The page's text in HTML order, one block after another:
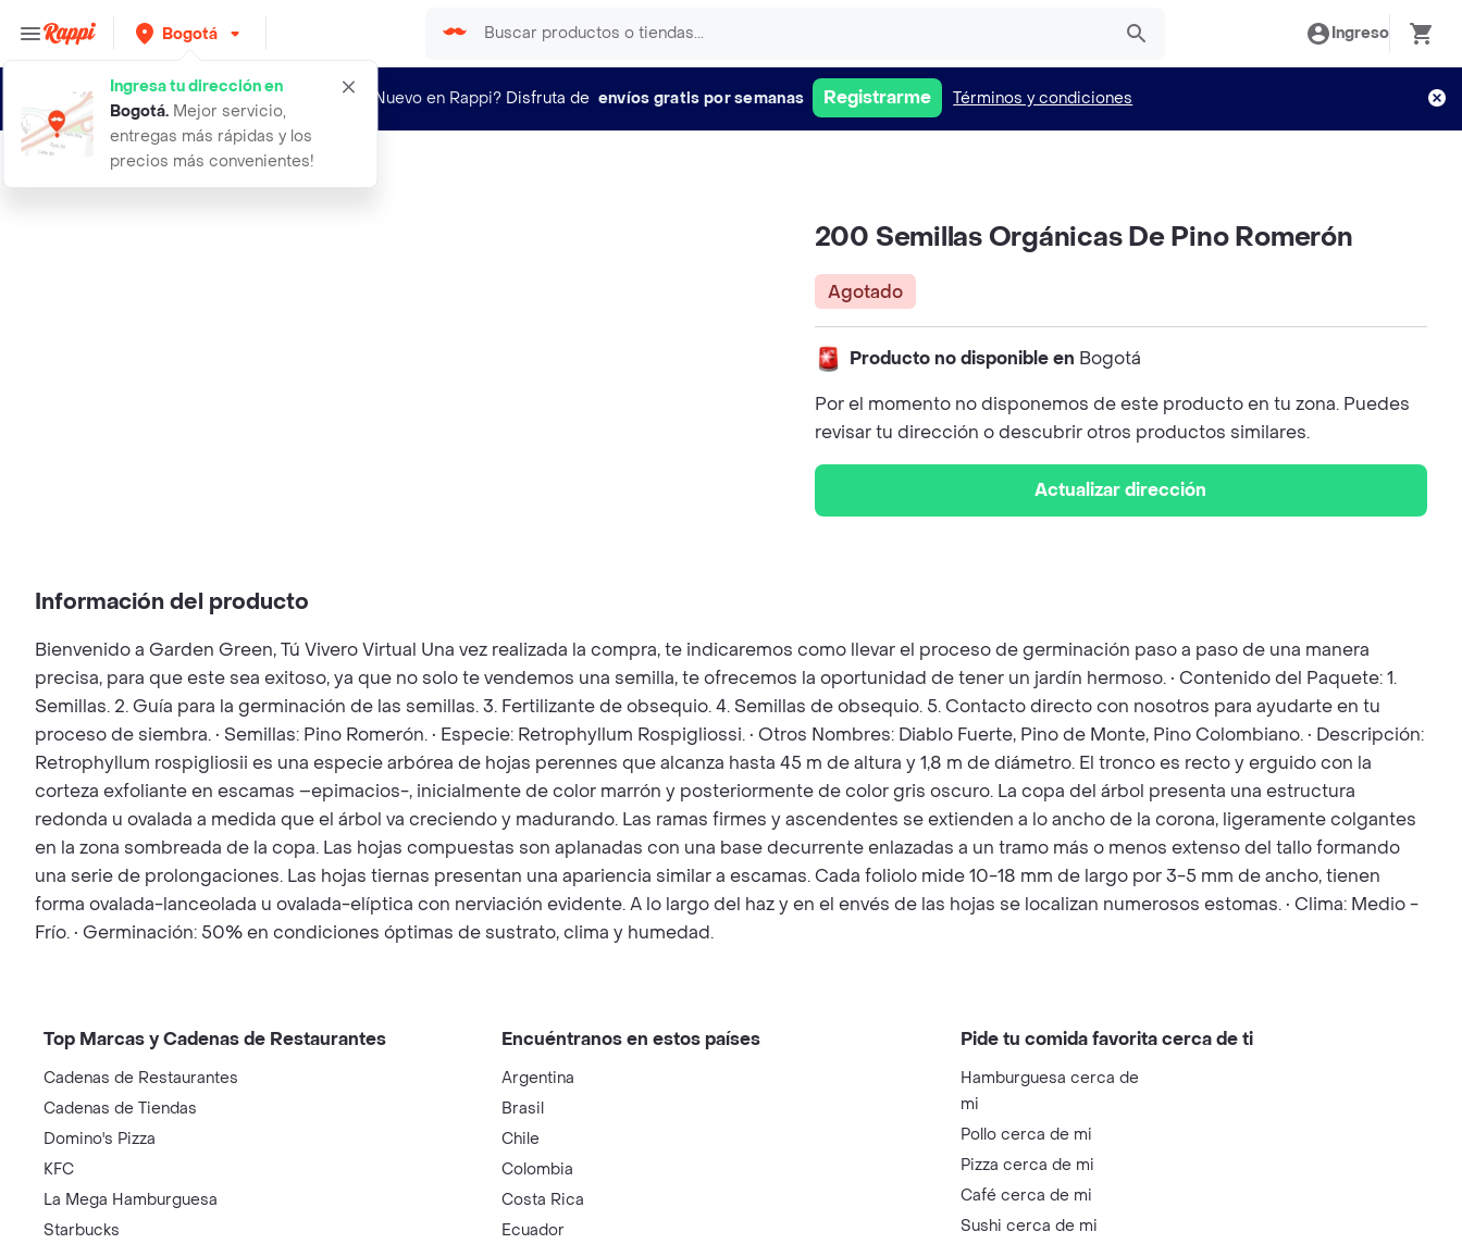
Bogotá
Ingresa tu dirección en
Bogotá. Mejor servicio,
entregas más rápidas y los
precios más convenientes!
Ingreso
¿Nuevo en Rappi? Disfruta de envíos gratis por semanas Registrarme Términos y condiciones
200 semillas organicas de pino rome
200 Semillas Orgánicas De Pino Romerón
Agotado
Producto no disponible en Bogotá
Por el momento no disponemos de este producto en tu zona. Puedes
revisar tu dirección o descubrir otros productos similares.
Actualizar dirección
Información del producto
Bienvenido a Garden Green, Tú Vivero Virtual Una vez realizada la compra, te indicaremos como llevar el proceso de germinación paso a paso de una manera
precisa, para que este sea exitoso, ya que no solo te vendemos una semilla, te ofrecemos la oportunidad de tener un jardín hermoso. • Contenido del Paquete: 1.
Semillas. 2. Guía para la germinación de las semillas. 3. Fertilizante de obsequio. 4. Semillas de obsequio. 5. Contacto directo con nosotros para ayudarte en tu
proceso de siembra. • Semillas: Pino Romerón. • Especie: Retrophyllum Rospigliossi. • Otros Nombres: Diablo Fuerte, Pino de Monte, Pino Colombiano. • Descripción:
Retrophyllum rospigliosii es una especie arbórea de hojas perennes que alcanza hasta 45 m de altura y 1,8 m de diámetro. El tronco es recto y erguido con la
corteza exfoliante en escamas –epimacios-, inicialmente de color marrón y posteriormente de color gris oscuro. La copa del árbol presenta una estructura
redonda u ovalada a medida que el árbol va creciendo y madurando. Las ramas firmes y ascendentes se extienden a lo ancho de la corona, ligeramente colgantes
en la zona sombreada de la copa. Las hojas compuestas son aplanadas con una base decurrente enlazadas a un tramo más o menos extenso del tallo formando
una serie de prolongaciones. Las hojas tiernas presentan una apariencia similar a escamas. Cada foliolo mide 10-18 mm de largo por 3-5 mm de ancho, tienen
forma ovalada-lanceolada u ovalada-elíptica con nerviación evidente. A lo largo del haz y en el envés de las hojas se localizan numerosos estomas. • Clima: Medio -
Frío. • Germinación: 50% en condiciones óptimas de sustrato, clima y humedad.
Top Marcas y Cadenas de Restaurantes
Cadenas de Restaurantes
Cadenas de Tiendas
Domino's Pizza
KFC
La Mega Hamburguesa
Starbucks
Encuéntranos en estos países
Argentina
Brasil
Chile
Colombia
Costa Rica
Ecuador
Pide tu comida favorita cerca de ti
Hamburguesa cerca de
mi
Pollo cerca de mi
Pizza cerca de mi
Café cerca de mi
Sushi cerca de mi